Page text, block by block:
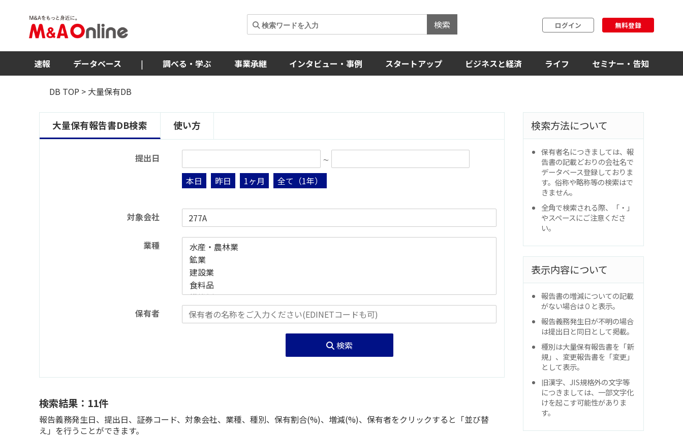
検索 ログイン 無料登録
速報 データベース | 調べる・学ぶ 事業承継 インタビュー・事例 スタートアップ ビジネスと経済 ライフ セミナー・告知
DB TOP > 大量保有DB
大量保有報告書DB検索 使い方
提出日
∼
本日
昨日 1ヶ月 全て（1年）
対象会社
業種
保有者
検索
検索結果：11件
報告義務発生日、提出日、証券コード、対象会社、業種、種別、保有割合(%)、増減(%)、保有者をクリックすると「並び替
え」を行うことができます。
検索方法について
保有者名につきましては、報
告書の記載どおりの会社名で
データベース登録しておりま
す。俗称や略称等の検索はで
きません。
全角で検索される際、「・」
やスペースにご注意くださ
い。
表示内容について
報告書の増減についての記載
がない場合は０と表示。
報告義務発生日が不明の場合
は提出日と同日として掲載。
種別は大量保有報告書を「新
規」、変更報告書を「変更」
として表示。
旧漢字、JIS規格外の文字等
につきましては、一部文字化
けを起こす可能性がありま
す。